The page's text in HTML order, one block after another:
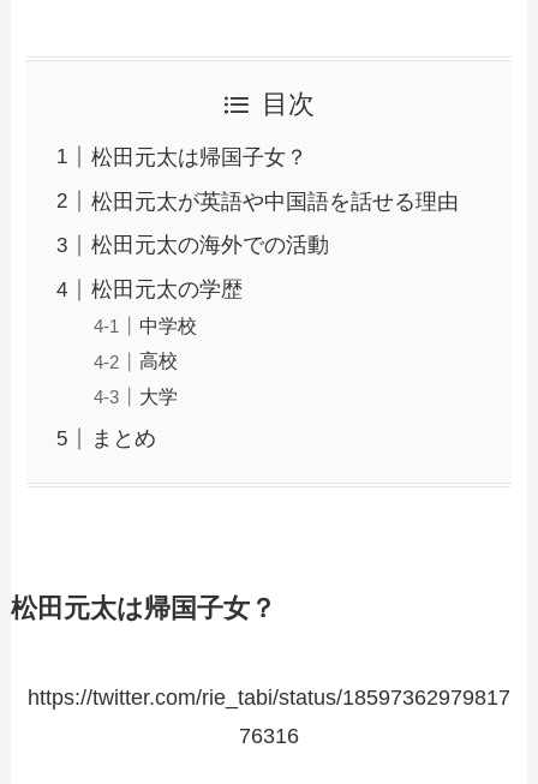
目次
松田元太は帰国子女？
松田元太が英語や中国語を話せる理由
松田元太の海外での活動
松田元太の学歴
中学校
高校
大学
まとめ
松田元太は帰国子女？
https://twitter.com/rie_tabi/status/18597362979817
76316